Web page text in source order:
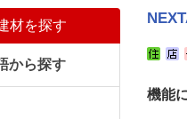
材を探す
から探す
機能